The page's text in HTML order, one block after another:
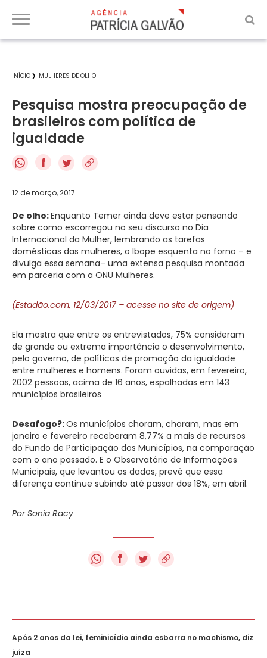
INÍCIO MULHERES DE OLHO
Pesquisa mostra preocupação de
brasileiros com política de
igualdade
f
12 de março, 2017
De olho:Enquanto Temer ainda deve estar pensando
sobre como escorregou no seu discurso no Dia
Internacional da Mulher, lembrando as tarefas
domésticas das mulheres, o Ibope esquenta no forno – e
divulga essa semana– uma extensa pesquisa montada
em parceria com a ONU Mulheres.
(Estadão.com, 12/03/2017 – acesse no site de origem)
Ela mostra que entre os entrevistados, 75% consideram
de grande ou extrema importância o desenvolvimento,
pelo governo, de políticas de promoção da igualdade
entre mulheres e homens. Foram ouvidas, em fevereiro,
2002 pessoas, acima de 16 anos, espalhadas em 143
municípios brasileiros
Desafogo?:Os municípios choram, choram, mas em
janeiro e fevereiro receberam 8,77% a mais de recursos
do Fundo de Participação dos Municípios, na comparação
com o ano passado. E o Observatório de Informações
Municipais, que levantou os dados, prevê que essa
diferença continue subindo até passar dos 18%, em abril.
Por Sonia Racy
f
Após 2 anos da lei, feminicídio ainda esbarra no machismo, diz
juíza